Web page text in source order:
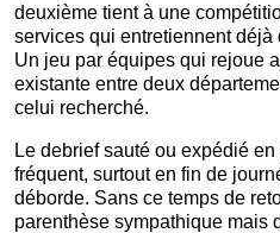
deuxième tient à une
services qui entretiennent
Un jeu par équipes qui rejoue
existante entre deux
celui recherché.
Le debrief sauté ou expédié
fréquent, surtout en fin de
déborde. Sans ce temps de
parenthèse sympathique mais